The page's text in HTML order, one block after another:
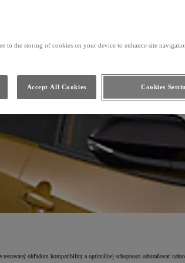
cestovania a dynamických jazdných schopností. Na spotrebu a
spaľovacieho procesu.
priblížia parametrom, ktoré mala vaša Toyota v dobe, kedy bola
ohľadom kompatibility a optimálnej schopnosti odstraňovať
to the storing of cookies on your device to enhance site
Cookies
Accept All Cookies